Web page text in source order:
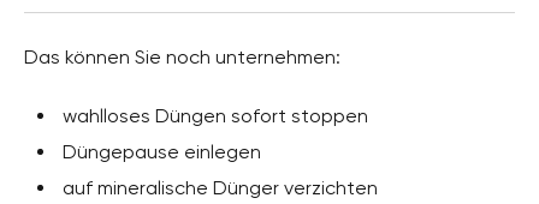
Das können Sie noch unternehmen:
wahlloses Düngen sofort stoppen
Düngepause einlegen
auf mineralische Dünger verzichten